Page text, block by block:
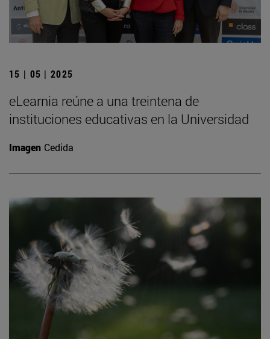
15 | 05 | 2025
eLearnia reúne a una treintena de
instituciones educativas en la Universidad
Imagen Cedida